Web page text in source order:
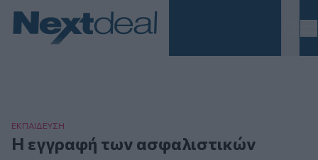
ΕΚΠΑΙΔΕΥΣΗ
Η εγγραφή των ασφαλιστικών